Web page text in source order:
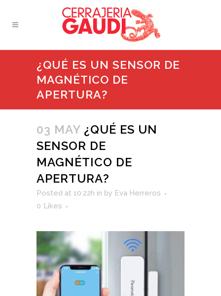
¿QUÉ ES UN SENSOR DE
MAGNÉTICO DE
APERTURA?
03 MAY ¿QUÉ ES UN
SENSOR DE
MAGNÉTICO DE
APERTURA?
Posted at 10:22h in by Eva Herreros
0 Likes